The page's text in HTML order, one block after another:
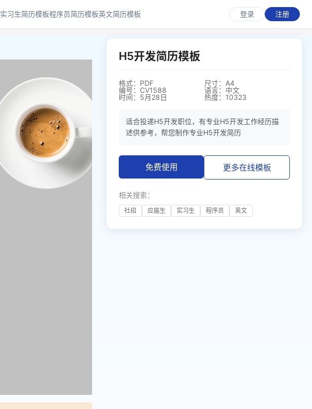
实习生简历模板程序员简历模板英文简历模板 登录 注册
H5开发简历模板
格式：PDF
尺寸：A4
编号：CV1588
语言：中文
时间：5月28日
热度：10323
适合投递H5开发职位，有专业H5开发工作经历描
述供参考，帮您制作专业H5开发简历
免费使用 更多在线模板
相关搜索：
社招 应届生 实习生 程序员 英文